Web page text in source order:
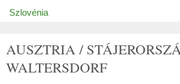
Szlovénia
AUSZTRIA /
WALTERSDORF